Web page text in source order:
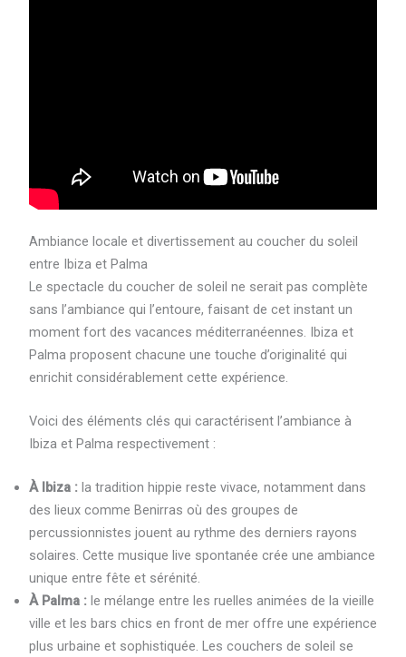
Ambiance locale et divertissement au coucher du soleil
entre Ibiza et Palma
Le spectacle du coucher de soleil ne serait pas complète
sans l’ambiance qui l’entoure, faisant de cet instant un
moment fort des vacances méditerranéennes. Ibiza et
Palma proposent chacune une touche d’originalité qui
enrichit considérablement cette expérience.
Voici des éléments clés qui caractérisent l’ambiance à
Ibiza et Palma respectivement :
À Ibiza :la tradition hippie reste vivace, notamment dans
des lieux comme Benirras où des groupes de
percussionnistes jouent au rythme des derniers rayons
solaires. Cette musique live spontanée crée une ambiance
unique entre fête et sérénité.
À Palma :le mélange entre les ruelles animées de la vieille
ville et les bars chics en front de mer offre une expérience
plus urbaine et sophistiquée. Les couchers de soleil se